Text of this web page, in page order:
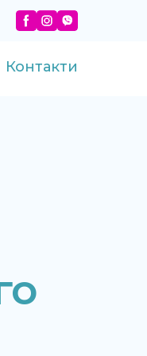
Контакти